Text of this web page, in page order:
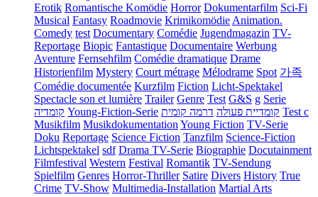
Erotik Romantische Komödie Horror Dokumentarfilm Sci-Fi
Musical Fantasy Roadmovie Krimikomödie Animation.
Comedy test Documentary Comédie Jugendmagazin TV-
Reportage Biopic Fantastique Documentaire Werbung
Aventure Fernsehfilm Comédie dramatique Drame
Historienfilm Mystery Court métrage Mélodrame Spot 가족
Comédie documentée Kurzfilm Fiction Licht-Spektakel
Spectacle son et lumière Trailer Genre Test G&S g Serie
קומדיה Young-Fiction-Serie קומדיית פעולה דרמה קומית
Test c
Musikfilm Musikdokumentation Young Fiction TV-Serie
Doku Reportage Science Fiction Tanzfilm Science-Fiction
Lichtspektakel sdf Drama TV-Serie Biographie Docutainment
Filmfestival Western Festival Romantik TV-Sendung
Spielfilm Genres Horror-Thriller Satire Divers History True
Crime TV-Show Multimedia-Installation Martial Arts